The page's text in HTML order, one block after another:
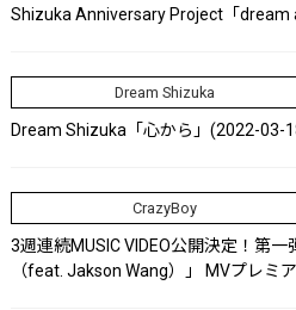
Shizuka Anniversary Project「dream
Dream Shizuka
Dream Shizuka「心から」(2022-03-
CrazyBoy
3週連続MUSIC VIDEO公開決定！第
（feat. Jakson Wang）」 MVプレミ